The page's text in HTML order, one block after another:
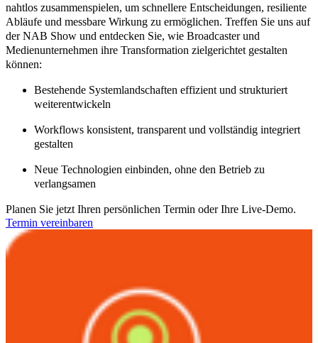
nahtlos zusammenspielen, um schnellere Entscheidungen, resiliente
Abläufe und messbare Wirkung zu ermöglichen. Treffen Sie uns auf
der NAB Show und entdecken Sie, wie Broadcaster und
Medienunternehmen ihre Transformation zielgerichtet gestalten
können:
Bestehende Systemlandschaften effizient und strukturiert
weiterentwickeln
Workflows konsistent, transparent und vollständig integriert
gestalten
Neue Technologien einbinden, ohne den Betrieb zu
verlangsamen
Planen Sie jetzt Ihren persönlichen Termin oder Ihre Live-Demo.
Termin vereinbaren